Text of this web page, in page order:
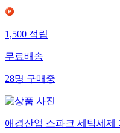
1,500적립
무료배송
28명구매중
애경산업 스파크 세탁세제